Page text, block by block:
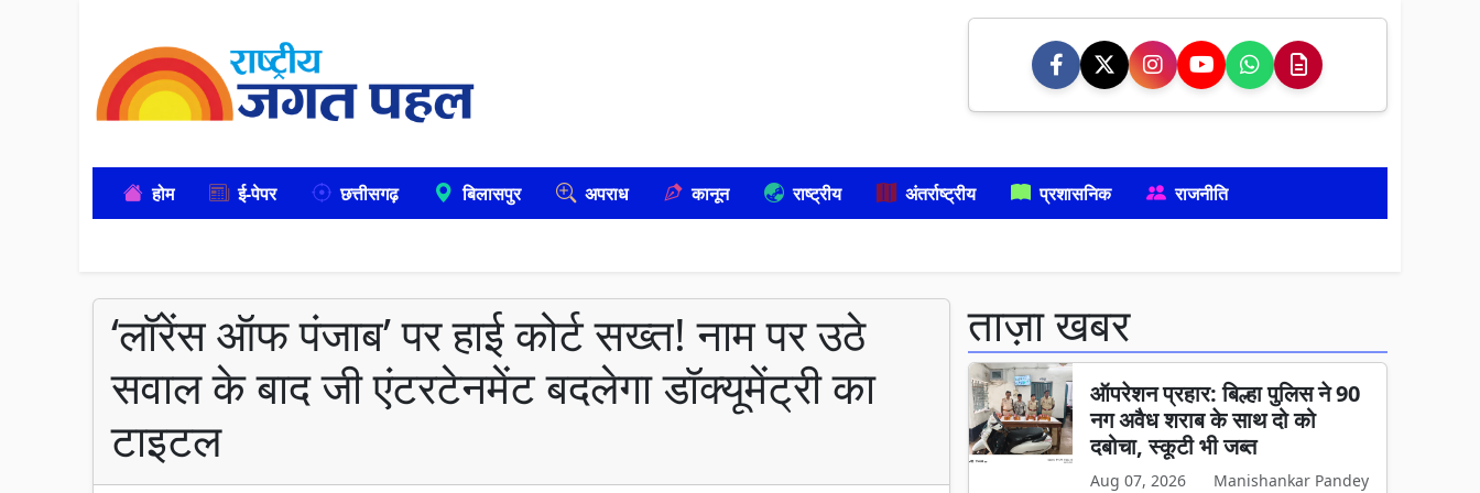
होम ई-पेपर छत्तीसगढ़ बिलासपुर अपराध कानून राष्ट्रीय अंतर्राष्ट्रीय प्रशासनिक राजनीति
‘लॉरेंस ऑफ पंजाब’ पर हाई कोर्ट सख्त! नाम पर उठे
सवाल के बाद जी एंटरटेनमेंट बदलेगा डॉक्यूमेंट्री का
टाइटल
ताज़ा खबर
ऑपरेशन प्रहार: बिल्हा पुलिस ने 90
नग अवैध शराब के साथ दो को
दबोचा, स्कूटी भी जब्त
Aug 07, 2026 Manishankar Pandey